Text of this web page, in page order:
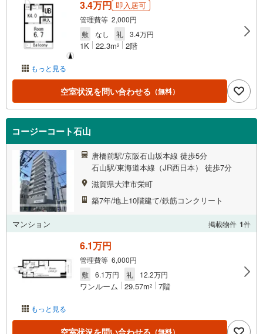
もっと見る
3.4万円 即入居可
管理費等 2,000円
敷
なし 礼 3.4万円
1K 22.3m2 2階
空室状況を問い合わせる （無料）
コージーコート石山
唐橋前駅/京阪石山坂本線 徒歩5分
石山駅/東海道本線（JR西日本） 徒歩7分
滋賀県大津市栄町
築7年/地上10階建て/鉄筋コンクリート
マンション 掲載物件 1件
もっと見る
6.1万円
管理費等 6,000円
敷
6.1万円 礼 12.2万円
ワンルーム 29.57m2 7階
空室状況を問い合わせる （無料）